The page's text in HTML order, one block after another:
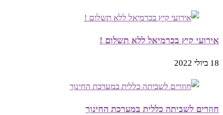
אירועי קיץ בכרמיאל ללא תשלום !
18 ביולי 2022
חוזרים לשביתה כללית במערכת החינוך